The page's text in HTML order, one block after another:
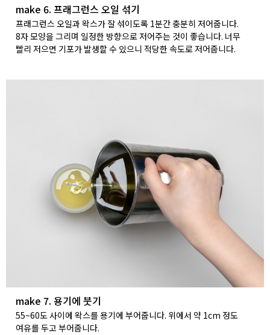
make 6. 프래그런스 오일 섞기
프래그런스 오일과 왁스가 잘 섞이도록 1분간 충분히 저어줍니다.
8자 모양을 그리며 일정한 방향으로 저어주는 것이 좋습니다. 너무
빨리 저으면 기포가 발생할 수 있으니 적당한 속도로 저어줍니다.
make 7. 용기에 붓기
55~60도 사이에 왁스를 용기에 부어줍니다. 위에서 약 1cm 정도
여유를 두고 부어줍니다.